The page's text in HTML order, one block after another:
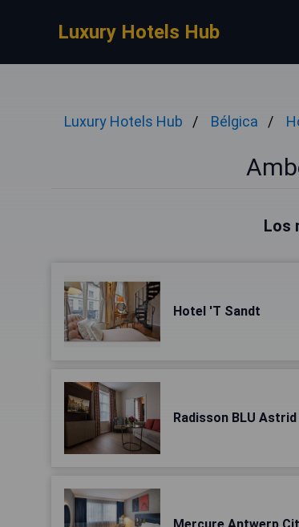
Luxury Hotels Hub
Luxury Hotels Hub Bélgica
Los
Hotel 'T Sandt
Radisson BLU